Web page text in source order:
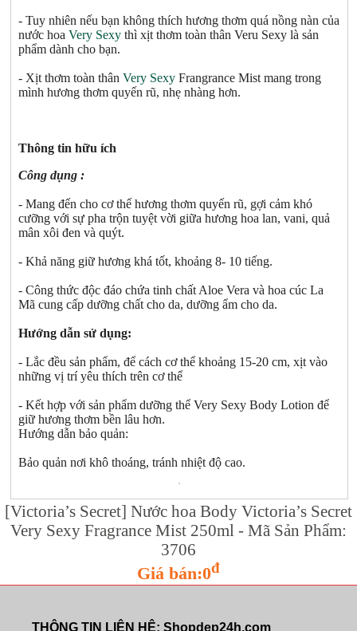
- Tuy nhiên nếu bạn không thích hương thơm quá nồng nàn của
nước hoa Very Sexy thì xịt thơm toàn thân Veru Sexy là sản
phẩm dành cho bạn.
- Xịt thơm toàn thânVery Sexy Frangrance Mist mang trong
mình hương thơm quyến rũ, nhẹ nhàng hơn.
Thông tin hữu ích
Công dụng :
- Mang đến cho cơ thể hương thơm quyến rũ, gợi cảm khó
cưỡng với sự pha trộn tuyệt vời giữa hương hoa lan, vani, quả
mân xôi đen và quýt.
- Khả năng giữ hương khá tốt, khoảng 8- 10 tiếng.
- Công thức độc đáo chứa tinh chất Aloe Vera và hoa cúc La
Mã cung cấp dưỡng chất cho da, dưỡng ẩm cho da.
Hướng dẫn sử dụng:
- Lắc đều sản phẩm, để cách cơ thể khoảng 15-20 cm, xịt vào
những vị trí yêu thích trên cơ thể
- Kết hợp với sản phẩm dưỡng thể Very Sexy Body Lotion để
giữ hương thơm bền lâu hơn.
Hướng dẫn bảo quản:
Bảo quản nơi khô thoáng, tránh nhiệt độ cao.
[Victoria’s Secret] Nước hoa Body Victoria’s Secret
Very Sexy Fragrance Mist 250ml - Mã Sản Phẩm:
3706
Giá bán:0đ
THÔNG TIN LIÊN HỆ: Shopdep24h.com